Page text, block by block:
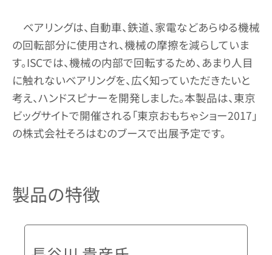
ベアリングは、自動車、鉄道、家電などあらゆる機械
の回転部分に使用され、機械の摩擦を減らしていま
す。ISCでは、機械の内部で回転するため、あまり人目
に触れないベアリングを、広く知っていただきたいと
考え、ハンドスピナーを開発しました。本製品は、東京
ビッグサイトで開催される「東京おもちゃショー2017」
の株式会社そろはむのブースで出展予定です。
製品の特徴